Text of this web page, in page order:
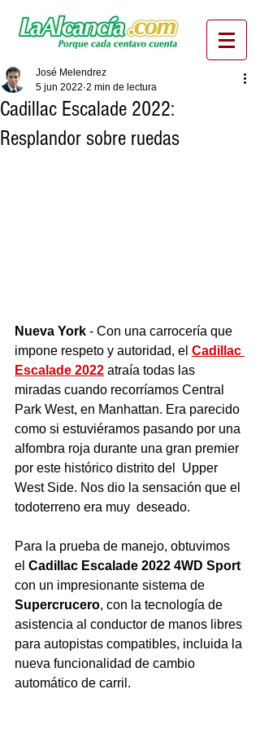
Cadillac Escalade 2022:
Resplandor sobre ruedas
José Melendrez
5 jun 2022 2 min de lectura
Nueva York - Con una carrocería que
impone respeto y autoridad, el Cadillac
Escalade 2022 atraía todas las
miradas cuando recorríamos Central
Park West, en Manhattan. Era parecido
como si estuviéramos pasando por una
alfombra roja durante una gran premier
por este histórico distrito del  Upper
West Side. Nos dio la sensación que el
todoterreno era muy  deseado.
Para la prueba de manejo, obtuvimos
el Cadillac Escalade 2022 4WD Sport
con un impresionante sistema de
Supercrucero, con la tecnología de
asistencia al conductor de manos libres
para autopistas compatibles, incluida la
nueva funcionalidad de cambio
automático de carril.